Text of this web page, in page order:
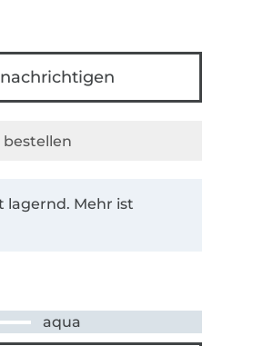
lagernd. Mehr ist
aqua